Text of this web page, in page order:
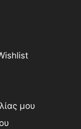
μου